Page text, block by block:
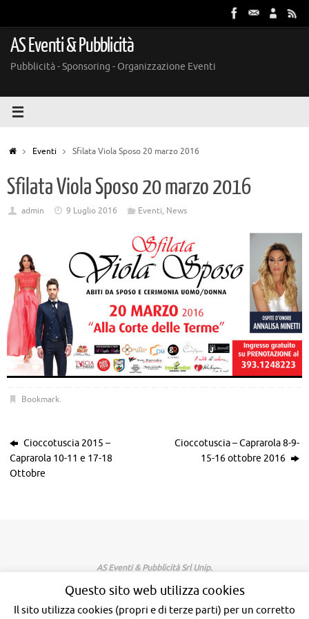
contenuto
AS Eventi & Pubblicità
Pubblicità - Sponsoring - Organizzazione Eventi
HomeEventi Sfilata Viola Sposo 20 marzo 2016
Sfilata Viola Sposo 20 marzo 2016
admin 9 Luglio 2016 Eventi, News
Bookmark.
Cioccotuscia 2015 –
Caprarola 10-11 e 17-18
Ottobre
Cioccotuscia – Caprarola 8-9-
15-16 ottobre 2016
AS Eventi & Pubblicità Srl Unip.
Sede legale:Via G.Saragat, 8 - Viterbo
Sede operativa: Via Fontecedro, 2 - Viterbo
Tel.0761 354271 - Mob. 393 1248223
Questo sito web utilizza cookies
Il sito utilizza cookies (propri e di terze parti) per un corretto